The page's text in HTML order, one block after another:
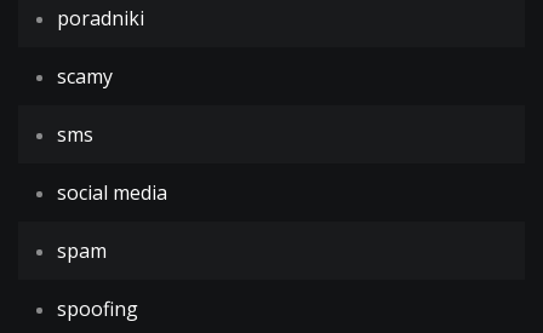
poradniki
scamy
sms
social media
spam
spoofing